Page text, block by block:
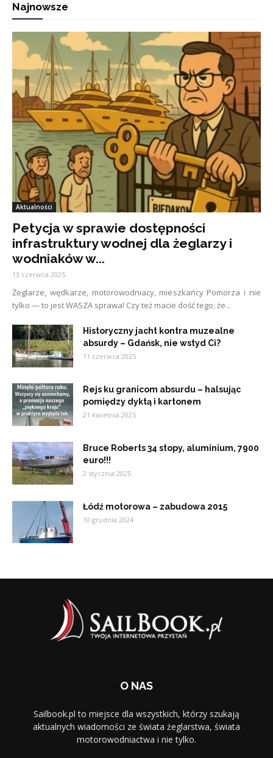
Najnowsze
Aktualności
Petycja w sprawie dostępności
infrastruktury wodnej dla żeglarzy i
wodniaków w...
13 czerwca 2025
Żeglarze, wędkarze, motorowodniacy, mieszkańcy Pomorza i nie
tylko — to jest WASZA sprawa! Czy też macie dość tego, że...
Historyczny jacht kontra muzealne
absurdy – Gdańsk, nie wstyd Ci?
11 czerwca 2025
Rejs ku granicom absurdu – halsując
pomiędzy dyktą i kartonem
21 kwietnia 2025
Bruce Roberts 34 stopy, aluminium, 7900
euro!!!
2 stycznia 2025
Łódź motorowa – zabudowa 2015
10 grudnia 2024
O NAS
Sailbook.pl to miejsce dla wszystkich, którzy szukają
aktualnych wiadomości ze świata żeglarstwa, świata
motorowodniactwa i nie tylko.